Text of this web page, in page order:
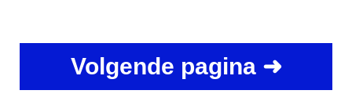
Volgende pagina ➜